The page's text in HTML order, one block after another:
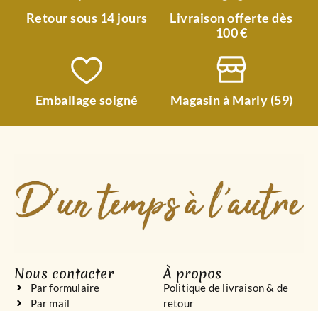
Retour sous 14 jours
Livraison offerte dès
100 €
Emballage soigné Magasin à Marly (59)
Nous contacter
Par formulaire
Par mail
À propos
Politique de livraison & de
retour